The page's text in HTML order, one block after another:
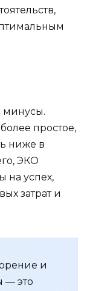
минусы.
простое,
ниже в
ЭКО
на успех,
затрат и
и
— это